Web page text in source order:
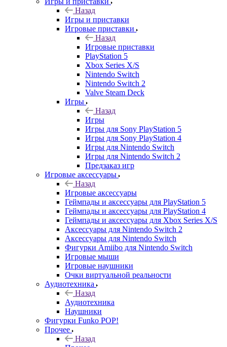
Назад
Игры и приставки
Игровые приставки
Назад
Игровые приставки
PlayStation 5
Xbox Series X/S
Nintendo Switch
Nintendo Switch 2
Valve Steam Deck
Игры
Назад
Игры
Игры для Sony PlayStation 5
Игры для Sony PlayStation 4
Игры для Nintendo Switch
Игры для Nintendo Switch 2
Предзаказ игр
Игровые аксессуары
Назад
Игровые аксессуары
Геймпады и аксессуары для PlayStation 5
Геймпады и аксессуары для PlayStation 4
Геймпады и аксессуары для Xbox Series X/S
Аксессуары для Nintendo Switch 2
Аксессуары для Nintendo Switch
Фигурки Amiibo для Nintendo Switch
Игровые мыши
Игровые наушники
Очки виртуальной реальности
Аудиотехника
Назад
Аудиотехника
Наушники
Фигурки Funko POP!
Прочее
Назад